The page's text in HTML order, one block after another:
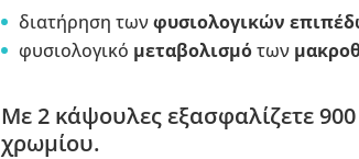
διατήρηση τωνφυσιολογικών
φυσιολογικό μεταβολισμότων
Με 2 κάψουλες εξασφαλίζετε
χρωμίου.